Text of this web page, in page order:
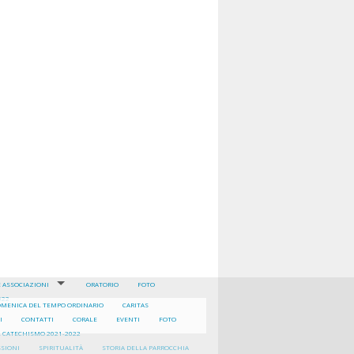
ASSOCIAZIONI
DIACONATO
ORATORIO
FOTO
DEL TEMPO ORDINARIO
CARITAS
CONTATTI CORALE EVENTI
FOTO
CATECHISMO 2021-2022
SPIRITUALITÀ STORIA DELLA PARROCCHIA